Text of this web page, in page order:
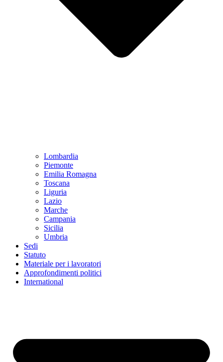
Lombardia
Piemonte
Emilia Romagna
Toscana
Liguria
Lazio
Marche
Campania
Sicilia
Umbria
Sedi
Statuto
Materiale per i lavoratori
Approfondimenti politici
International